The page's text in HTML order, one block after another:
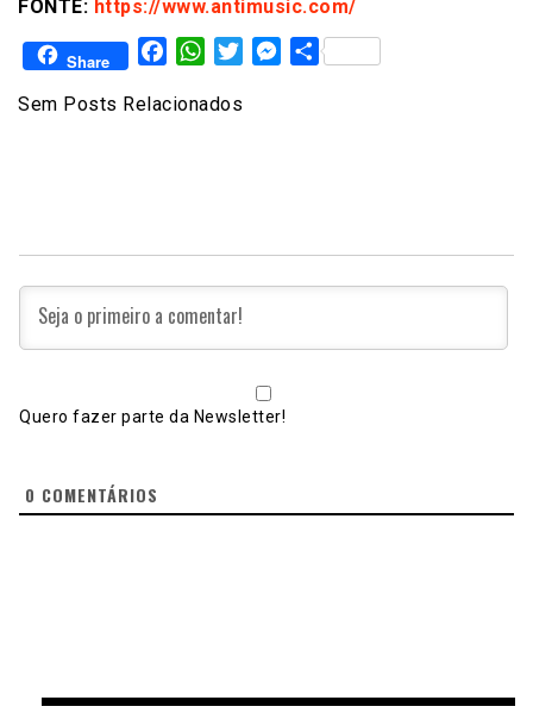
FONTE: https://www.antimusic.com/
Share FacebookWhatsAppTwitterMessenger
Share
Sem Posts Relacionados
Quero fazer parte da Newsletter!
0 COMENTÁRIOS